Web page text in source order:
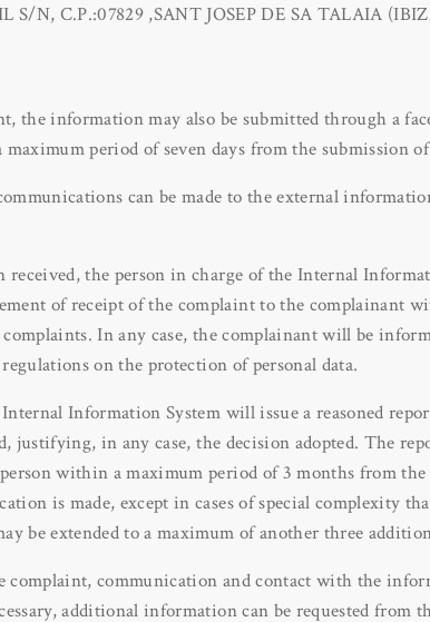
S/N, C.P.:07829 ,SANT JOSEP DE SA TALAIA
the information may also be submitted through a
period of seven days from the submission
can be made to the external
received, the person in charge of the Internal
of receipt of the complaint to the complainant
In any case, the complainant will be
on the protection of personal data.
Information System will issue a reasoned
justifying, in any case, the decision adopted. The
within a maximum period of 3 months from
is made, except in cases of special complexity
be extended to a maximum of another three
complaint, communication and contact with the
additional information can be requested from